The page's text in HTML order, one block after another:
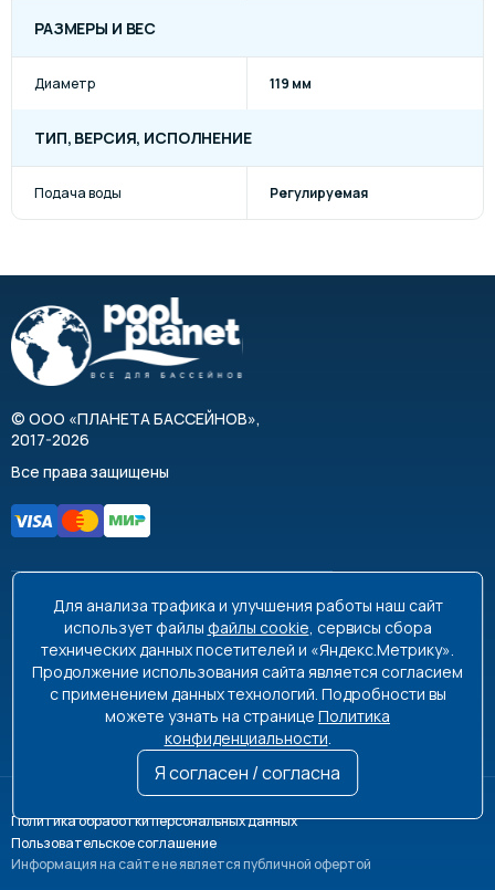
РАЗМЕРЫ И ВЕС
Диаметр 119 мм
ТИП, ВЕРСИЯ, ИСПОЛНЕНИЕ
Подача воды Регулируемая
© ООО «ПЛАНЕТА БАССЕЙНОВ»,
2017-2026
Все права защищены
8 495 663-99-48
8 800 350-99-08
info@poolplanet.ru
г. Москва, проспект Мира, д. 61
Пн-Пт 9:00-18:00 Сб-Вс выходной
Политика обработки персональных данных
Пользовательское соглашение
Информация на сайте не является публичной офертой
Для анализа трафика и улучшения работы наш сайт
использует файлы файлы cookie, сервисы сбора
технических данных посетителей и «Яндекс.Метрику».
Продолжение использования сайта является согласием
с применением данных технологий. Подробности вы
можете узнать на странице Политика
конфиденциальности.
Я согласен / согласна